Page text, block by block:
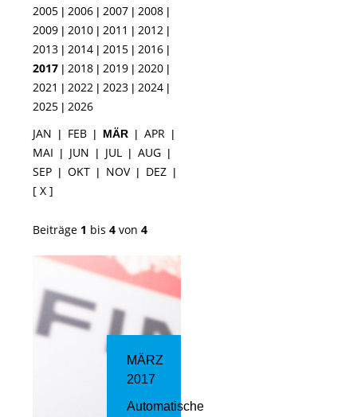
2005 | 2006 | 2007 | 2008 |
2009 | 2010 | 2011 | 2012 |
2013 | 2014 | 2015 | 2016 |
2017 | 2018 | 2019 | 2020 |
2021 | 2022 | 2023 | 2024 |
2025 | 2026
JAN | FEB | MÄR | APR |
MAI | JUN | JUL | AUG |
SEP | OKT | NOV| DEZ |
[ X ]
Beiträge 1 bis 4 von 4
MÄRZ
2017
Automatische